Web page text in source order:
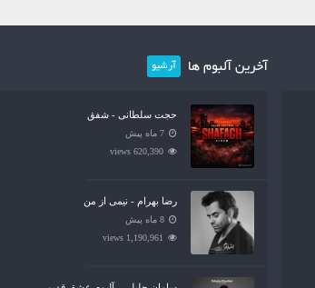
آخرین آلبوم ها آرشیو
حجت سلطانی - شفق
7 ماه پیش
620,390 views
رضا بهرام - نیمی از من
8 ماه پیش
1,190,961 views